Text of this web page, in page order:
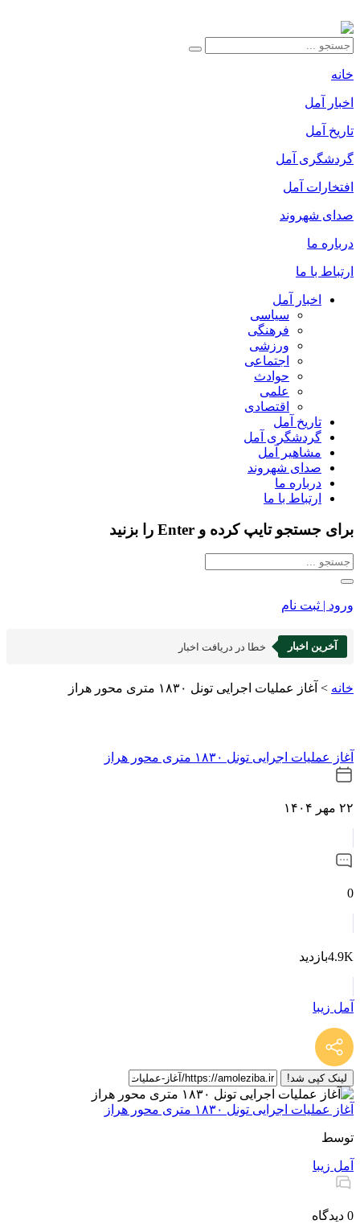
خانه
اخبار آمل
تاریخ آمل
گردشگری آمل
افتخارات آمل
صدای شهروند
درباره ما
ارتباط با ما
اخبار آمل
سیاسی
فرهنگی
ورزشی
اجتماعی
حوادث
علمی
اقتصادی
تاریخ آمل
گردشگری آمل
مشاهیر آمل
صدای شهروند
درباره ما
ارتباط با ما
برای جستجو تایپ کرده و Enter را بزنید
ورود | ثبت نام
آخرین اخبار خطا در دریافت اخبار
خانه > آغاز عملیات اجرایی تونل ۱۸۳۰ متری محور هراز
آغاز عملیات اجرایی تونل ۱۸۳۰ متری محور هراز
۲۲ مهر ۱۴۰۴
0
4.9Kبازدید
آمل زیبا
لینک کپی شد!
آغاز عملیات اجرایی تونل ۱۸۳۰ متری محور هراز
توسط
آمل زیبا
0 دیدگاه